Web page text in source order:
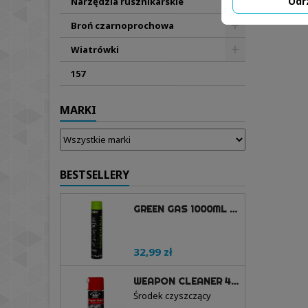
Broń czarnoprochowa
Wiatrówki
157
MARKI
BESTSELLERY
GREEN GAS 1000ML - PROTECH GUNS
32,99 zł
WEAPON CLEANER 400ML AEROZOL - PROTECH GUNS
Środek czyszczący